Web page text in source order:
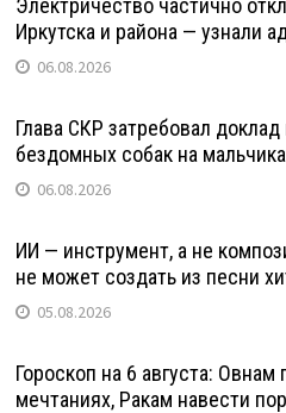
Иркутска и района — узнали
06.08.2026
Глава СКР затребовал
бездомных собак на
06.08.2026
ИИ — инструмент, а не
не может создать из песни
05.08.2026
Гороскоп на 6 августа: Овнам
мечтаниях, Ракам навести